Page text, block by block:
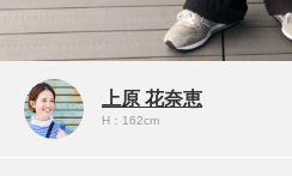
上原 花奈恵
H：162cm